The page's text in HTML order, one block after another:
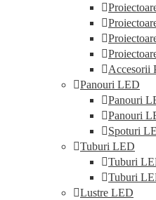
Accesorii
Panouri LED
Panouri
Panouri
Spoturi
Tuburi LED
Tuburi
Tuburi
Lustre LED